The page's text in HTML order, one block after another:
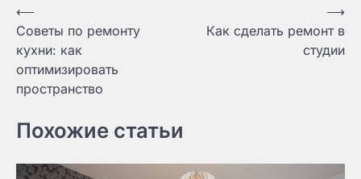
Навигация
по
записям
⟵
Советы по ремонту
кухни: как
оптимизировать
пространство
Как сделать ремонт в
студии
⟶
Похожие статьи